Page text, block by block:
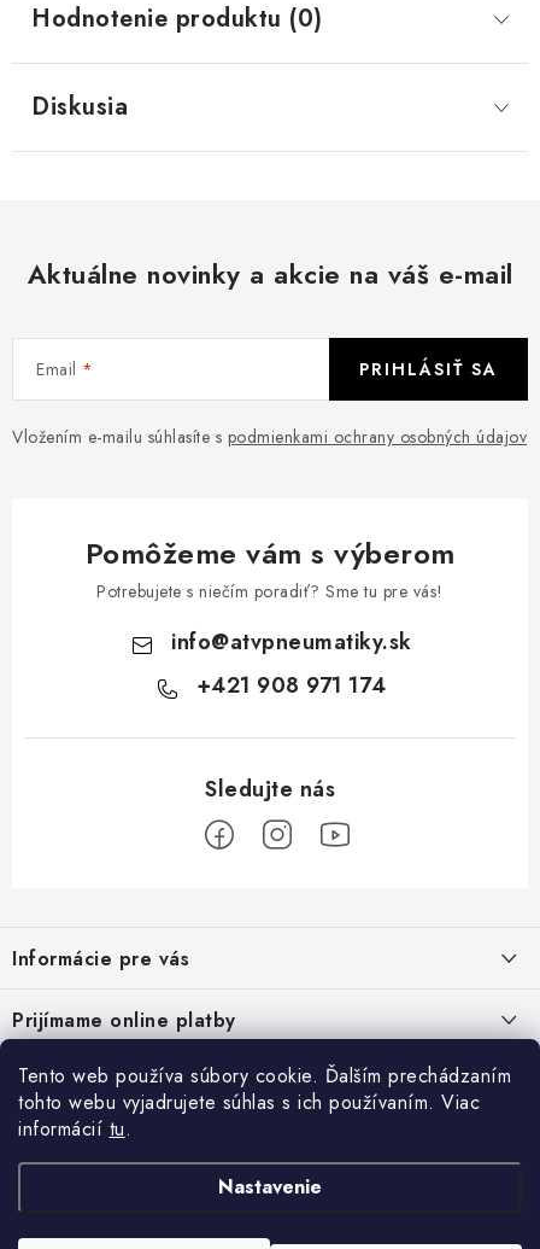
Tento web používa súbory cookie. Ďalším prechádzaním
tohto webu vyjadrujete súhlas s ich používaním. Viac
informácií tu.
Nastavenie
Všeobecné obchodné podmienky
Reklamačný poriadok - formulár
Kontakt
Hodnotenie produktu (0)
Diskusia
Aktuálne novinky a akcie na váš e-mail
Email
Vložením e-mailu súhlasíte s podmienkami ochrany osobných údajov
PRIHLÁSIŤ SA
Pomôžeme vám s výberom
Potrebujete s niečím poradiť? Sme tu pre vás!
info@atvpneumatiky.sk
+421 908 971 174
p
ä
t
Informácie pre vás
Reklamačný poriadok - formulár
Kontakt
Prijímame online platby
Prihlásenie
E-mail
Heslo
Facebook
Posledné hodnotenie produktov